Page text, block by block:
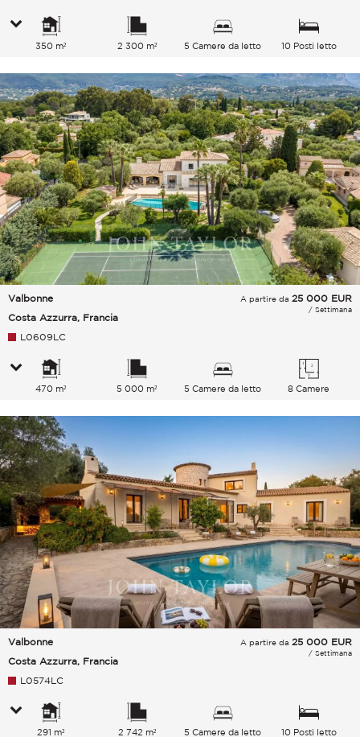
350 m² 2 300 m² 5 Camere da letto 10 Posti letto
Valbonne
Costa Azzurra, Francia
A partire da 25 000 EUR
/ Settimana
L0609LC
470 m² 5 000 m² 5 Camere da letto 8 Camere
Valbonne
Costa Azzurra, Francia
A partire da 25 000 EUR
/ Settimana
L0574LC
291 m² 2 742 m² 5 Camere da letto 10 Posti letto